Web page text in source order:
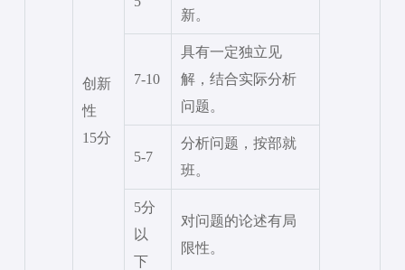
创新
性
15分
新。
7-10
具有一定独立见
解，结合实际分析
问题。
5-7
分析问题，按部就
班。
5分
以
下
对问题的论述有局
限性。